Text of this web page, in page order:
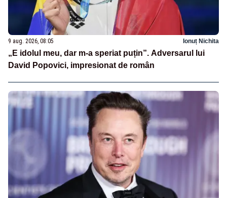
9 aug. 2026, 08:05 Ionuț Nichita
„E idolul meu, dar m-a speriat puțin”. Adversarul lui
David Popovici, impresionat de român